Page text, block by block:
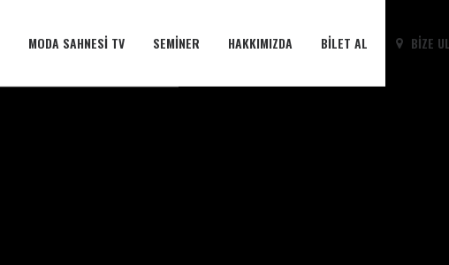
MODA SAHNESI TV SEMINER HAKKIMIZDA BILET AL BIZE